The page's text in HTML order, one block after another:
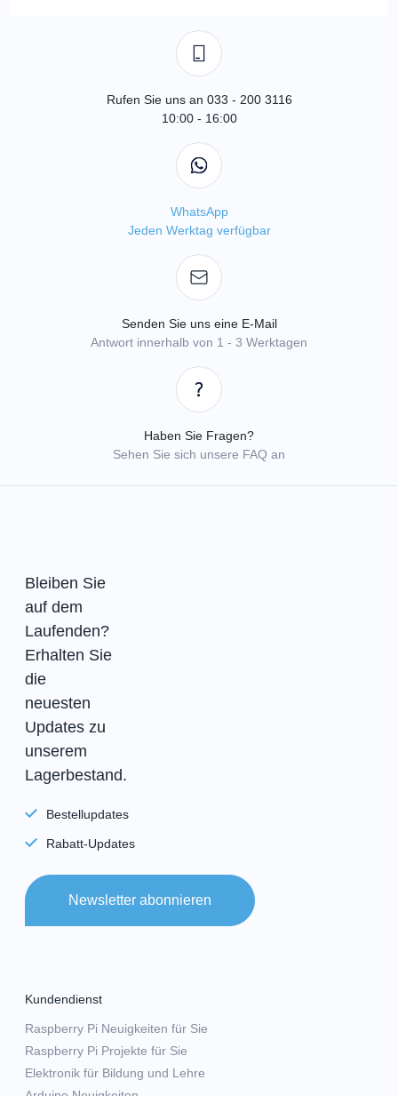
Rufen Sie uns an 033 - 200 3116
10:00 - 16:00
WhatsApp
Jeden Werktag verfügbar
Senden Sie uns eine E-Mail
Antwort innerhalb von 1 - 3 Werktagen
Haben Sie Fragen?
Sehen Sie sich unsere FAQ an
Bleiben Sie
auf dem
Laufenden?
Erhalten Sie
die
neuesten
Updates zu
unserem
Lagerbestand.
Bestellupdates
Rabatt-Updates
Newsletter abonnieren
Kundendienst
Raspberry Pi Neuigkeiten für Sie
Raspberry Pi Projekte für Sie
Elektronik für Bildung und Lehre